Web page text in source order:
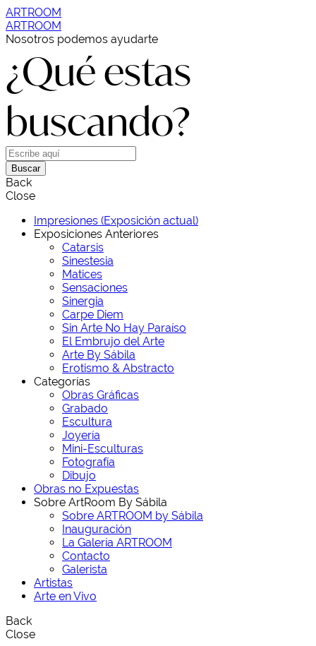
ARTROOM
ARTROOM
Nosotros podemos ayudarte
¿Qué estas
buscando?
Buscar
Back
Close
Impresiones (Exposición actual)
Exposiciones Anteriores
Catarsis
Sinestesia
Matices
Sensaciones
Sinergia
Carpe Diem
Sin Arte No Hay Paraíso
El Embrujo del Arte
Arte By Sábila
Erotismo & Abstracto
Categorías
Obras Gráficas
Grabado
Escultura
Joyería
Mini-Esculturas
Fotografía
Dibujo
Obras no Expuestas
Sobre ArtRoom By Sábila
Sobre ARTROOM by Sábila
Inauguración
La Galería ARTROOM
Contacto
Galerista
Artistas
Arte en Vivo
Back
Close